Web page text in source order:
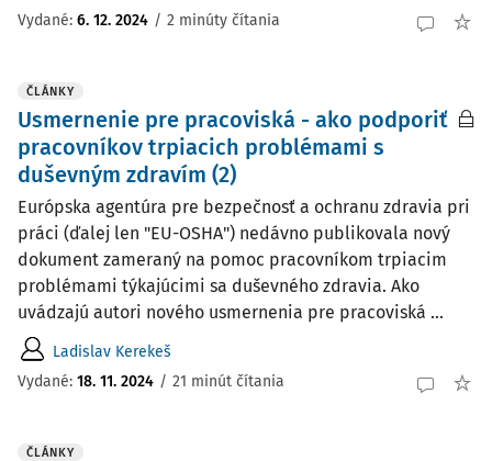
Vydané: 6. 12. 2024 / 2 minúty čítania
ČLÁNKY
Usmernenie pre pracoviská - ako podporiť
pracovníkov trpiacich problémami s
duševným zdravím (2)
Európska agentúra pre bezpečnosť a ochranu zdravia pri
práci (ďalej len "EU-OSHA") nedávno publikovala nový
dokument zameraný na pomoc pracovníkom trpiacim
problémami týkajúcimi sa duševného zdravia. Ako
uvádzajú autori nového usmernenia pre pracoviská ...
Ladislav Kerekeš
Vydané: 18. 11. 2024 / 21 minút čítania
ČLÁNKY